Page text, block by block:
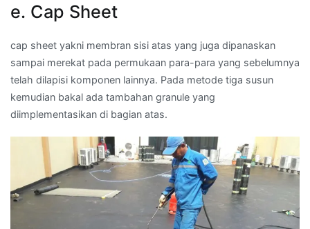
e. Cap Sheet
cap sheet yakni membran sisi atas yang juga dipanaskan
sampai merekat pada permukaan para-para yang sebelumnya
telah dilapisi komponen lainnya. Pada metode tiga susun
kemudian bakal ada tambahan granule yang
diimplementasikan di bagian atas.